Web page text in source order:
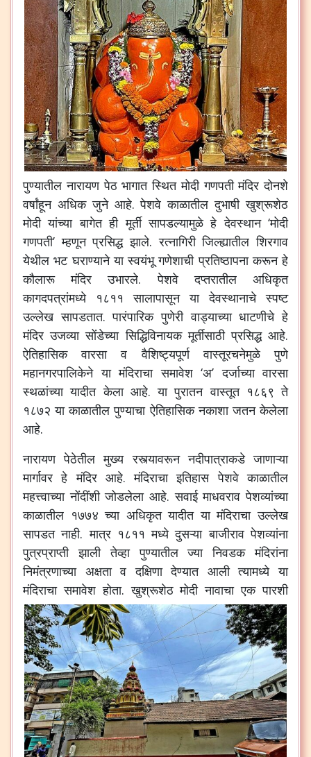
पुण्यातील नारायण पेठ भागात स्थित मोदी गणपती मंदिर दोनशे
वर्षांहून अधिक जुने आहे. पेशवे काळातील दुभाषी खुश्रूशेठ
मोदी यांच्या बागेत ही मूर्ती सापडल्यामुळे हे देवस्थान ‘मोदी
गणपती’ म्हणून प्रसिद्ध झाले. रत्नागिरी जिल्ह्यातील शिरगाव
येथील भट घराण्याने या स्वयंभू गणेशाची प्रतिष्ठापना करून हे
कौलारू मंदिर उभारले. पेशवे दप्तरातील अधिकृत
कागदपत्रांमध्ये १८११ सालापासून या देवस्थानाचे स्पष्ट
उल्लेख सापडतात. पारंपारिक पुणेरी वाड्याच्या धाटणीचे हे
मंदिर उजव्या सोंडेच्या सिद्धिविनायक मूर्तीसाठी प्रसिद्ध आहे.
ऐतिहासिक वारसा व वैशिष्ट्यपूर्ण वास्तूरचनेमुळे पुणे
महानगरपालिकेने या मंदिराचा समावेश ‘अ’ दर्जाच्या वारसा
स्थळांच्या यादीत केला आहे. या पुरातन वास्तूत १८६९ ते
१८७२ या काळातील पुण्याचा ऐतिहासिक नकाशा जतन केलेला
आहे.
नारायण पेठेतील मुख्य रस्त्यावरून नदीपात्राकडे जाणाऱ्या
मार्गावर हे मंदिर आहे. मंदिराचा इतिहास पेशवे काळातील
महत्त्वाच्या नोंदींशी जोडलेला आहे. सवाई माधवराव पेशव्यांच्या
काळातील १७७४ च्या अधिकृत यादीत या मंदिराचा उल्लेख
सापडत नाही. मात्र १८११ मध्ये दुसऱ्या बाजीराव पेशव्यांना
पुत्रप्राप्ती झाली तेव्हा पुण्यातील ज्या निवडक मंदिरांना
निमंत्रणाच्या अक्षता व दक्षिणा देण्यात आली त्यामध्ये या
मंदिराचा समावेश होता.खुश्रूशेठ मोदी नावाचा एक पारशी